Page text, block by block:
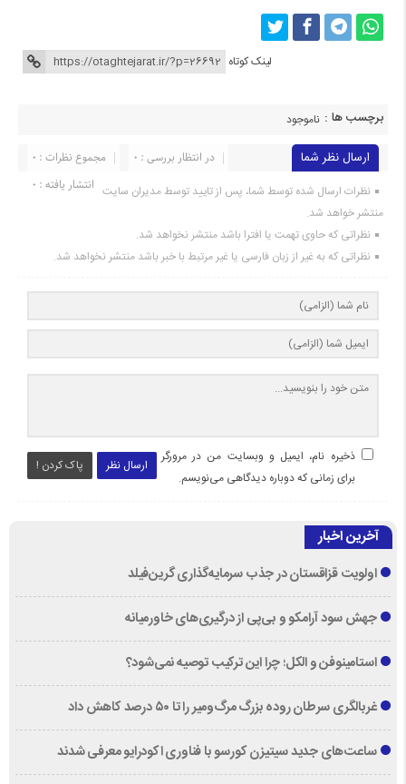
لینک کوتاه
برچسب ها : ناموجود
ارسال نظر شما مجموع نظرات : 0
در انتظار بررسی : 0
انتشار یافته : 0 نظرات ارسال شده توسط شما، پس از تایید توسط مدیران سایت
منتشر خواهد شد.
نظراتی که حاوی تهمت یا افترا باشد منتشر نخواهد شد.
نظراتی که به غیر از زبان فارسی یا غیر مرتبط با خبر باشد منتشر نخواهد شد.
ارسال نظر پاک کردن !
ذخیره نام، ایمیل و وبسایت من در مرورگر
برای زمانی که دوباره دیدگاهی می‌نویسم.
آخرین اخبار
اولویت قزاقستان در جذب سرمایه‌گذاری گرین‌فیلد
جهش سود آرامکو و بی‌پی از درگیری‌های خاورمیانه
استامینوفن و الکل؛ چرا این ترکیب توصیه نمی‌شود؟
غربالگری سرطان روده بزرگ مرگ‌ومیر را تا ۵۰ درصد کاهش داد
ساعت‌های جدید سیتیزن کورسو با فناوری اکودرایو معرفی شدند